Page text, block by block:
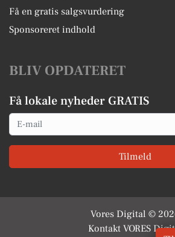
Få en gratis salgsvurdering
Sponsoreret indhold
BLIV OPDATERET
Få lokale nyheder GRATIS
Email
Tilmeld
Vores Digital ©
Kontakt VORES